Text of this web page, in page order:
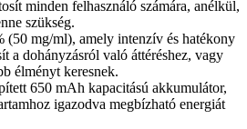
minden felhasználó számára, anélkül,
szükség.
(50 mg/ml), amely intenzív és hatékony
a dohányzásról való áttéréshez, vagy
élményt keresnek.
650 mAh kapacitású akkumulátor,
igazodva megbízható energiát